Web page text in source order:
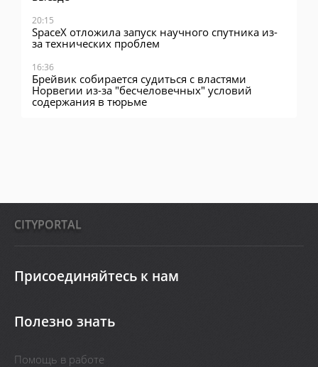
20:15
SpaceX отложила запуск научного спутника из-
за технических проблем
16:36
Брейвик собирается судиться с властями
Норвегии из-за "бесчеловечных" условий
содержания в тюрьме
CITYPORTAL
Присоединяйтесь к нам
Полезно знать
Помощь в работе